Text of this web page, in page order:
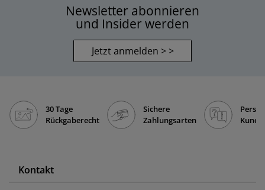
Newsletter abonnieren
und Insider werden
Jetzt anmelden > >
30 Tage
Rückgaberecht
Sichere
Zahlungsarten
Kontakt